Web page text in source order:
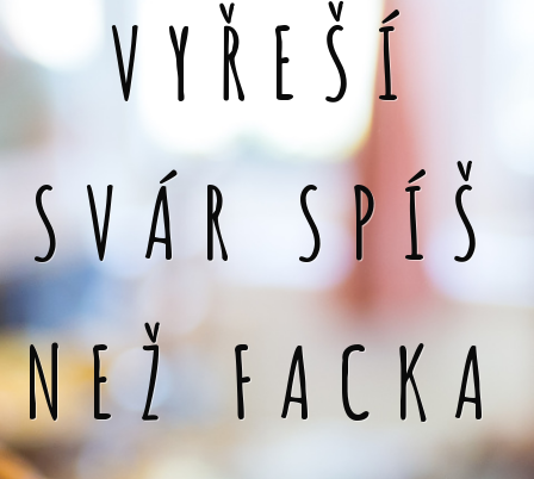
VYŘEŠÍ
SVÁR SPÍŠ
NEŽ FACKA